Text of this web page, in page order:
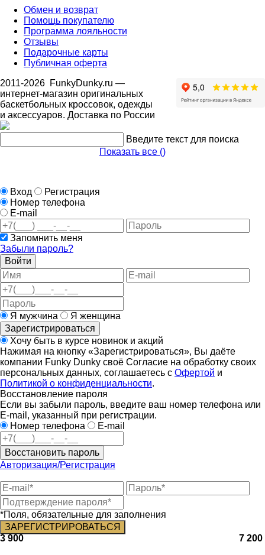
3 900 7 200
Обмен и возврат
Помощь покупателю
Программа лояльности
Отзывы
Подарочные карты
Публичная оферта
2011-2026 FunkyDunky.ru —
интернет-магазин оригинальных
баскетбольных кроссовок, одежды
и аксессуаров. Доставка по России
Введите текст для поиска
Показать все ()
Вход
Регистрация
Номер телефона
E-mail
Запомнить меня
Забыли пароль?
Войти
Я мужчина
Я женщина
Зарегистрироваться
Хочу быть в курсе новинок и акций
Нажимая на кнопку «Зарегистрироваться», Вы даёте
компании Funky Dunky своё Согласие на обработку своих
персональных данных, соглашаетесь с Офертой и
Политикой о конфиденциальности.
Восстановление пароля
Если вы забыли пароль, введите ваш номер телефона или
E-mail, указанный при регистрации.
Номер телефона
E-mail
Восстановить пароль
Авторизация/Регистрация
*Поля, обязательные для заполнения